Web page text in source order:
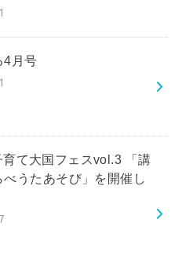
4月号
て大国フェスvol.3 「講
べうたあそび」を開催し